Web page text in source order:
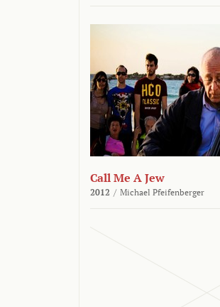
Call Me A Jew
2012 / Michael Pfeifenberger